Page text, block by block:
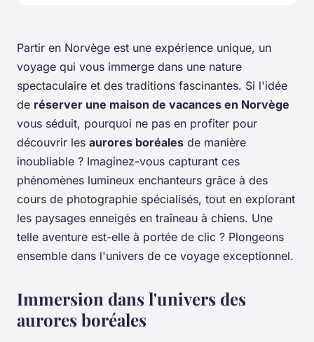
Partir en Norvège est une expérience unique, un
voyage qui vous immerge dans une nature
spectaculaire et des traditions fascinantes. Si l'idée
de réserver une maison de vacances en Norvège
vous séduit, pourquoi ne pas en profiter pour
découvrir les aurores boréales de manière
inoubliable ? Imaginez-vous capturant ces
phénomènes lumineux enchanteurs grâce à des
cours de photographie spécialisés, tout en explorant
les paysages enneigés en traîneau à chiens. Une
telle aventure est-elle à portée de clic ? Plongeons
ensemble dans l'univers de ce voyage exceptionnel.
Immersion dans l'univers des
aurores boréales